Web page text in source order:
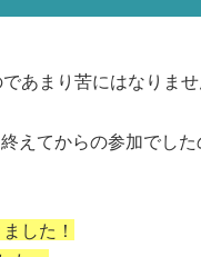
あまり苦にはなりま
えてからの参加でした
した！